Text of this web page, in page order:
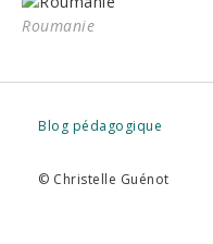
Roumanie
Blog pédagogique
© Christelle Guénot